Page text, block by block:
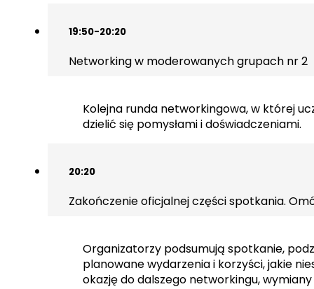
19:50-20:20
Networking w moderowanych grupach nr 2
Kolejna runda networkingowa, w której
dzielić się pomysłami i doświadczeniami.
20:20
Zakończenie oficjalnej części spotkania.
Organizatorzy podsumują spotkanie,
planowane wydarzenia i korzyści, jakie
okazję do dalszego networkingu,